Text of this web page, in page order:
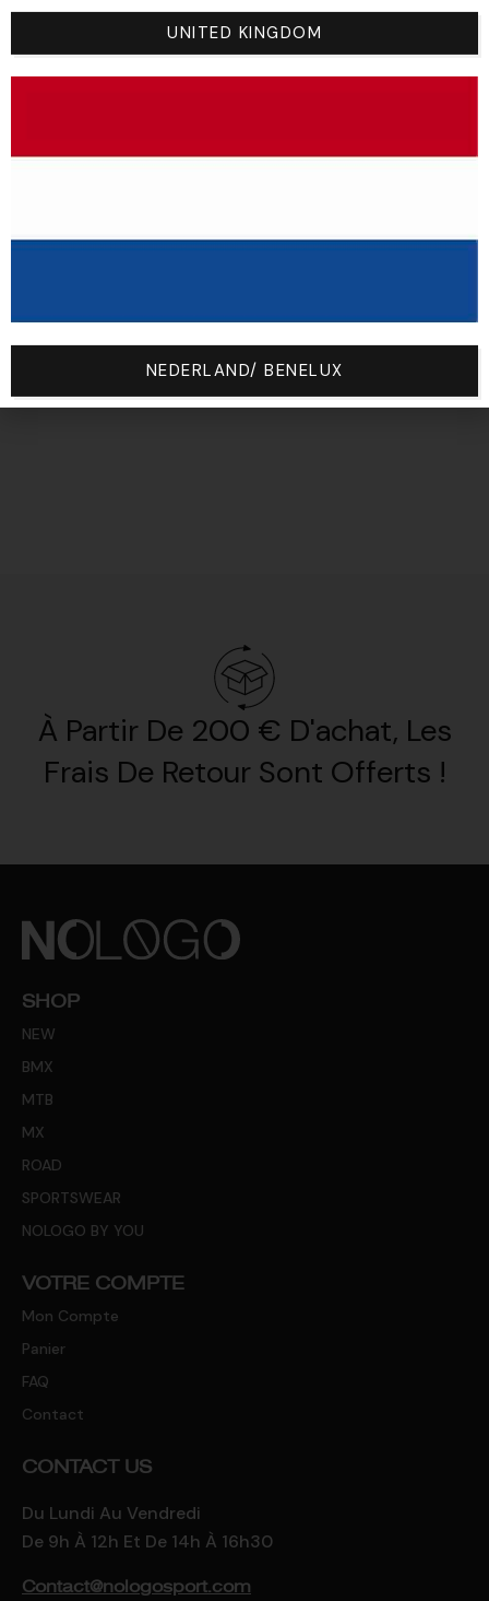
teamdetail Sizes
Size
Vous Aimerez Aussi
À Partir De 200 € D'achat, Les
Frais De Retour Sont Offerts !
SHOP
NEW
BMX
MTB
MX
ROAD
SPORTSWEAR
NOLOGO BY YOU
VOTRE COMPTE
Mon Compte
Panier
FAQ
Contact
CONTACT US
Du Lundi Au Vendredi
De 9h À 12h Et De 14h À 16h30
Contact@nologosport.com
UNITED KINGDOM
NEDERLAND/ BENELUX